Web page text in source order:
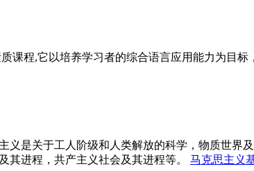
课程,它以培养学习者的综合语言应用能力为目
是关于工人阶级和人类解放的科学，物质世界
其进程，共产主义社会及其进程等。
马克思主义